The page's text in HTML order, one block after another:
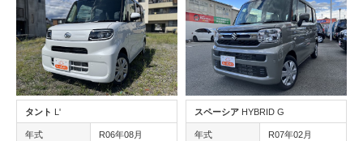
タント L'
年式 R06年08月
スペーシア HYBRID G
年式 R07年02月